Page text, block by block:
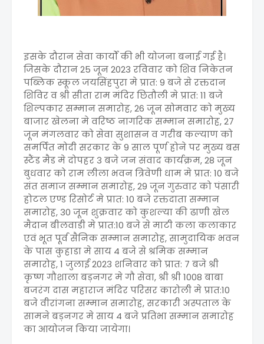
इसके दौरान सेवा कार्यों की भी योजना बनाई गई है।
जिसके दौरान 25 जून 2023 रविवार को शिव निकेतन
पब्लिक स्कूल जयसिंहपुरा मे प्रात: 9 बजे से रक्तदान
शिविर व श्री सीता राम मंदिर छितौली मे प्रात: 11 बजे
शिल्पकार सम्मान समारोह, 26 जून सोमवार को मुख्य
बाजार खेलना मे वरिष्ठ नागरिक सम्मान समारोह, 27
जून मंगलवार को सेवा सुशासन व गरीब कल्याण को
समर्पित मोदी सरकार के 9 साल पूर्ण होने पर मुख्य बस
स्टैंड मैड मे दोपहर 3 बजे जन संवाद कार्यक्रम, 28 जून
बुधवार को राम लीला भवन त्रिवेणी धाम मे प्रात: 10 बजे
संत समाज सम्मान समारोह, 29 जून गुरुवार को पंसारी
होटल एण्ड रिसोर्ट मे प्रात: 10 बजे रक्तदाता सम्मान
समारोह, 30 जून शुक्रवार को कुशल्या की ढाणी खेल
मैदान बीलवाडी मे प्रात:10 बजे से माटी कला कलाकार
एवं भूत पूर्व सैनिक सम्मान समारोह, सामुदायिक भवन
के पास कुहाडा मे साय 4 बजे से श्रमिक सम्मान
समारोह, 1 जुलाई 2023 शनिवार को प्रात: 7 बजे श्री
कृष्ण गौशाला बड़नगर मे गौ सेवा, श्री श्री 1008 बाबा
बजरंग दास महाराज मंदिर परिसर कारोली मे प्रात:10
बजे वीरांगना सम्मान समारोह, सरकारी अस्पताल के
सामने बड़नगर मे साय 4 बजे प्रतिभा सम्मान समारोह
का आयोजन किया जायेगा।